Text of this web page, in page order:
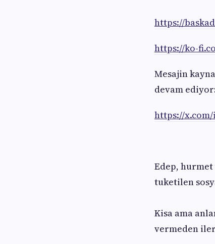
https://
https://ko-
Mesajin
devam
https://x.com/
Edep,
tuketilen
Kisa ama
vermeden